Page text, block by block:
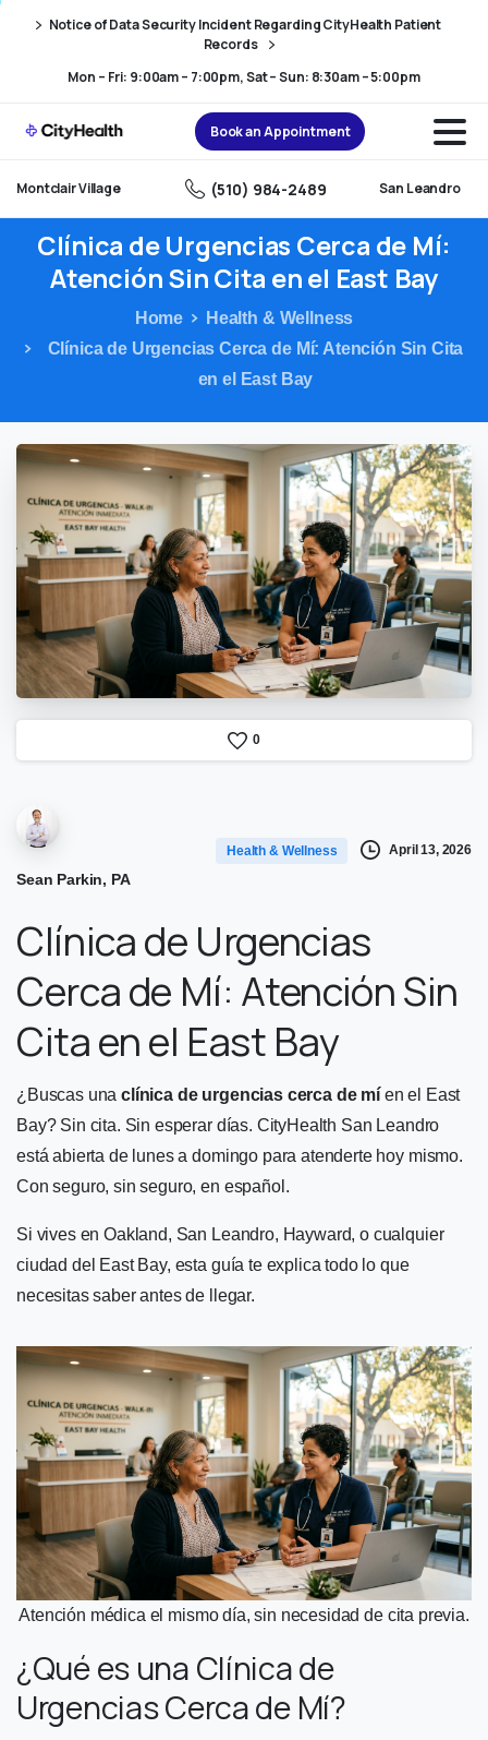
navigation
Notice of Data Security Incident Regarding CityHealth Patient
Records
Mon – Fri: 9:00am – 7:00pm, Sat – Sun: 8:30am – 5:00pm
Book an Appointment
Montclair Village (510) 984-2489 San Leandro
Clínica de Urgencias Cerca de Mí:
AtenciónSinCita enel East Bay
Home
Health & Wellness
Clínica de Urgencias Cerca de Mí: Atención Sin Cita
en el East Bay
0
Sean Parkin, PA
Health & Wellness April 13, 2026
Clínica de Urgencias
Cerca de Mí: Atención Sin
Cita en el East Bay
¿Buscas unaclínica de urgencias cerca de míen el East
Bay? Sin cita. Sin esperar días. CityHealth San Leandro
está abierta de lunes a domingo para atenderte hoy mismo.
Con seguro, sin seguro, en español.
Si vives en Oakland, San Leandro, Hayward, o cualquier
ciudad del East Bay, esta guía te explica todo lo que
necesitas saber antes de llegar.
Atención médica el mismo día, sin necesidad de cita previa.
¿Qué es una Clínica de
Urgencias Cerca de Mí?